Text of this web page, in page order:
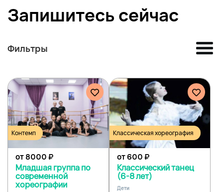
Запишитесь сейчас
Фильтры
Контемп
от 8000₽
Младшая группа по
современной
хореографии
Классическая хореография
от 600₽
Классический танец
(6-8 лет)
Дети